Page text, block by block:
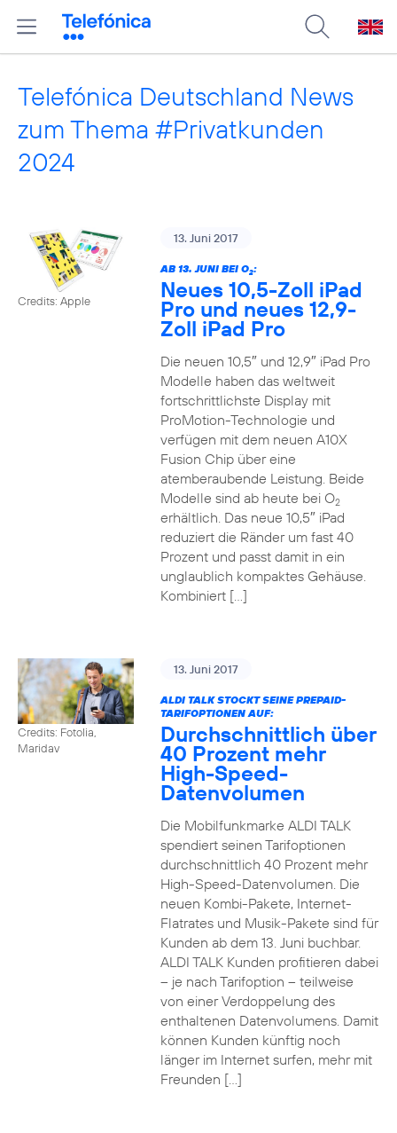
Telefónica Deutschland News
zum Thema #Privatkunden
2024
Credits: Apple
13. Juni 2017
AB 13. JUNI BEI O2:
Neues 10,5-Zoll iPad
Pro und neues 12,9-
Zoll iPad Pro
Die neuen 10,5″ und 12,9″ iPad Pro
Modelle haben das weltweit
fortschrittlichste Display mit
ProMotion-Technologie und
verfügen mit dem neuen A10X
Fusion Chip über eine
atemberaubende Leistung. Beide
Modelle sind ab heute bei O2
erhältlich. Das neue 10,5″ iPad
reduziert die Ränder um fast 40
Prozent und passt damit in ein
unglaublich kompaktes Gehäuse.
Kombiniert […]
Credits: Fotolia,
Maridav
13. Juni 2017
ALDI TALK STOCKT SEINE PREPAID-
TARIFOPTIONEN AUF:
Durchschnittlich über
40 Prozent mehr
High-Speed-
Datenvolumen
Die Mobilfunkmarke ALDI TALK
spendiert seinen Tarifoptionen
durchschnittlich 40 Prozent mehr
High-Speed-Datenvolumen. Die
neuen Kombi-Pakete, Internet-
Flatrates und Musik-Pakete sind für
Kunden ab dem 13. Juni buchbar.
ALDI TALK Kunden profitieren dabei
– je nach Tarifoption – teilweise
von einer Verdoppelung des
enthaltenen Datenvolumens. Damit
können Kunden künftig noch
länger im Internet surfen, mehr mit
Freunden […]